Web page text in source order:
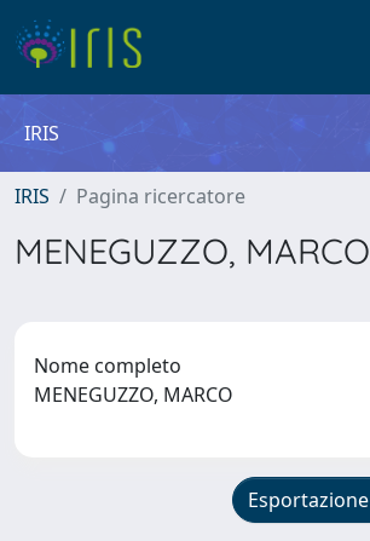
IRIS
IRIS Pagina ricercatore
MENEGUZZO, MARCO
Nome completo
MENEGUZZO, MARCO
Esportazione